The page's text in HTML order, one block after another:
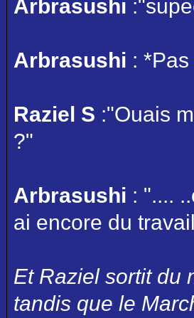
Arbrasushi
Arbrasushi :
Raziel S :"Ouais
?"
Arbrasushi : "....
ai encore du
Et Raziel sortit du
tandis que le